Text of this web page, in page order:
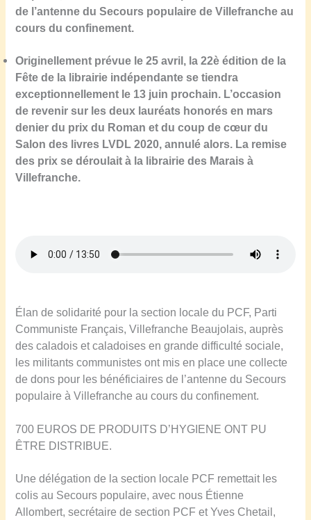
de l’antenne du Secours populairede Villefrancheau
cours du confinement.
Originellement prévue le 25 avril, la 22è édition de la
Fête de la librairie indépendante se tiendra
exceptionnellement le 13 juin prochain. L’occasion
de revenir sur les deux lauréats honorés en mars
denier du prix du Roman et du coup de cœur du
Salon des livres LVDL 2020, annulé alors. La remise
des prix se déroulait à la librairie des Marais à
Villefranche.
Élan de solidarité pour la section locale du PCF, Parti
Communiste Français, Villefranche Beaujolais, auprès
des caladois et caladoises en grande difficulté sociale,
les militants communistes ont mis en place une collecte
de dons pour les bénéficiaires de l’antenne du Secours
populaire à Villefranche au cours du confinement.
700 EUROS DE PRODUITS D’HYGIENE ONT PU
ÊTRE DISTRIBUE.
Une délégation de la section locale PCF remettait les
colis au Secours populaire, avec nous Étienne
Allombert, secrétaire de section PCF et Yves Chetail,